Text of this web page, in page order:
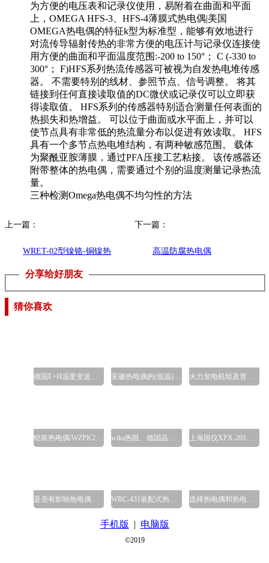
为方便的电压表和记录仪使用，易附着在曲面和平面
上，OMEGA HFS-3、HFS-4薄膜式热电偶|美国
OMEGA热电偶的特征k型为标准型，能够有效地进行
对流传导辐射传热的非常方便的电压计与记录仪连接使
用方便的曲面和平面温度范围:-200 to 150°； C (-330 to
300°； F)HFS系列热流传感器可被视为自发热电堆传感
器。 不需要特别的线材、参照节点、信号调整。 将其
链接到任何直接读取值的DC微伏或记录仪可以立即获
得读取值。 HFS系列的传感器特别适合测量任何表面的
热损失和热增益。 可以位于曲面或水平面上，并可以
使节点具有非常低的热流量分布以促进有效读取。 HFS
具有一个多节点热电堆结构，有两种敏感范围。 载体
为聚酰亚胺薄膜，通过PFA压接工艺粘接。 该传感器还
附带整体的热电偶，需要通过个别的温度测量记录热流
量。
三种检测Omega热电偶不均匀性的方法
上一篇：
WRET-02型镍铬-铜镍热
电偶上海自动化计4厂
下一篇：
高温防腐热电偶
分享给好朋友
猜你喜欢
选择热电偶和热电阻体作
手机版 电脑版
©2019